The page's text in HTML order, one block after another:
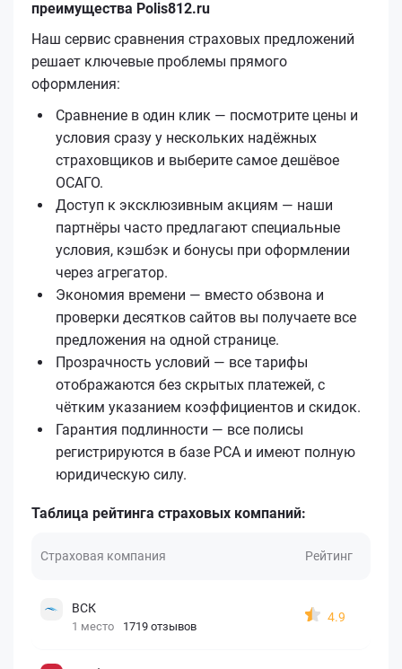
преимущества Polis812.ru
Наш сервис сравнения страховых предложений
решает ключевые проблемы прямого
оформления:
Сравнение в один клик — посмотрите цены и
условия сразу у нескольких надёжных
страховщиков и выберите самое дешёвое
ОСАГО.
Доступ к эксклюзивным акциям — наши
партнёры часто предлагают специальные
условия, кэшбэк и бонусы при оформлении
через агрегатор.
Экономия времени — вместо обзвона и
проверки десятков сайтов вы получаете все
предложения на одной странице.
Прозрачность условий — все тарифы
отображаются без скрытых платежей, с
чётким указанием коэффициентов и скидок.
Гарантия подлинности — все полисы
регистрируются в базе РСА и имеют полную
юридическую силу.
Таблица рейтинга страховых компаний:
Страховая компания Рейтинг
ВСК
1 место 1719 отзывов
4.9